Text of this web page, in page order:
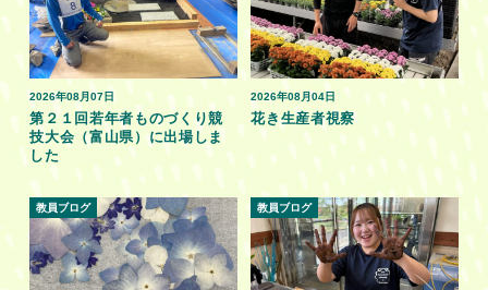
2026年08月07日
第２１回若年者ものづくり競
技大会（富山県）に出場しま
した
2026年08月04日
花き生産者視察
教員ブログ 教員ブログ